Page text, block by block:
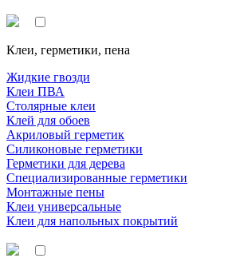
Клеи, герметики, пена
Жидкие гвозди
Клеи ПВА
Столярные клеи
Клей для обоев
Акриловый герметик
Силиконовые герметики
Герметики для дерева
Специализированные герметики
Монтажные пены
Клеи универсальные
Клеи для напольных покрытий